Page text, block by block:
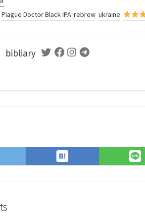
Plague Doctor Black IPA rebrew ukraine
bibliary TwitterFacebook
InstagramTelegram
Save
to